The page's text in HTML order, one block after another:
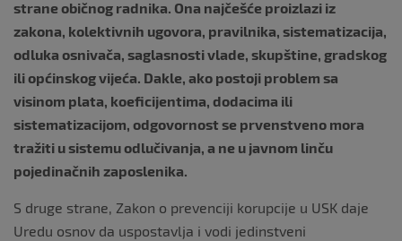
strane običnog radnika. Ona najčešće proizlazi iz
zakona, kolektivnih ugovora, pravilnika, sistematizacija,
odluka osnivača, saglasnosti vlade, skupštine, gradskog
ili općinskog vijeća. Dakle, ako postoji problem sa
visinom plata, koeficijentima, dodacima ili
sistematizacijom, odgovornost se prvenstveno mora
tražiti u sistemu odlučivanja, a ne u javnom linču
pojedinačnih zaposlenika.
S druge strane, Zakon o prevenciji korupcije u USK daje
Uredu osnov da uspostavlja i vodi jedinstveni